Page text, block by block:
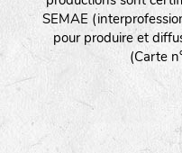
SEMAE
pour produire et
(Carte